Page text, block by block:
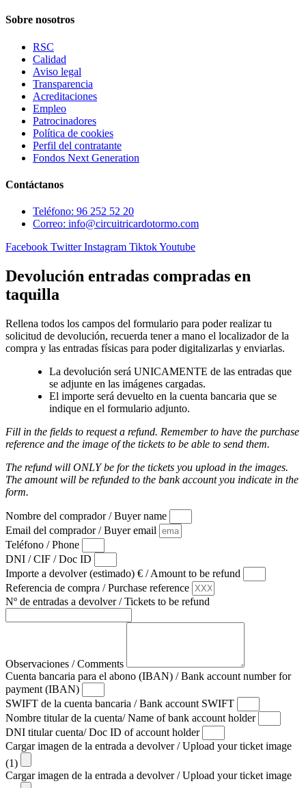
Sobre nosotros
RSC
Calidad
Aviso legal
Transparencia
Acreditaciones
Empleo
Patrocinadores
Política de cookies
Perfil del contratante
Fondos Next Generation
Contáctanos
Teléfono: 96 252 52 20
Correo: info@circuitricardotormo.com
Facebook Twitter Instagram TiktokYoutube
Devolución entradas compradas en
taquilla
Rellena todos los campos del formulario para poder realizar tu
solicitud de devolución, recuerda tener a mano el localizador de la
compra y las entradas físicas para poder digitalizarlas y enviarlas.
La devolución será UNICAMENTE de las entradas que
se adjunte en las imágenes cargadas.
El importe será devuelto en la cuenta bancaria que se
indique en el formulario adjunto.
Fill in the fields to request a refund. Remember to have the purchase
reference and the image of the tickets to be able to send them.
The refund will ONLY be for the tickets you upload in the images.
The amount will be refunded to the bank account you indicate in the
form.
Nombre del comprador / Buyer name
Email del comprador / Buyer email
Teléfono / Phone
DNI / CIF / Doc ID
Importe a devolver (estimado) € / Amount to be refund
Referencia de compra / Purchase reference
Nº de entradas a devolver / Tickets to be refund
Observaciones / Comments
Cuenta bancaria para el abono (IBAN) / Bank account number for
payment (IBAN)
SWIFT de la cuenta bancaria / Bank account SWIFT
Nombre titular de la cuenta/ Name of bank account holder
DNI titular cuenta/ Doc ID of account holder
Cargar imagen de la entrada a devolver / Upload your ticket image
(1)
Cargar imagen de la entrada a devolver / Upload your ticket image